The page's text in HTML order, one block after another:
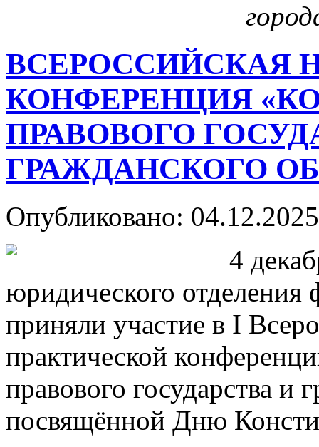
ВСЕРОССИЙСКАЯ
КОНФЕРЕНЦИЯ
ПРАВОВОГО
ГРАЖДАНСКОГО
Опубликовано:
4
юридического
приняли участие в І
практической
правового государства и
посвящённой Дню